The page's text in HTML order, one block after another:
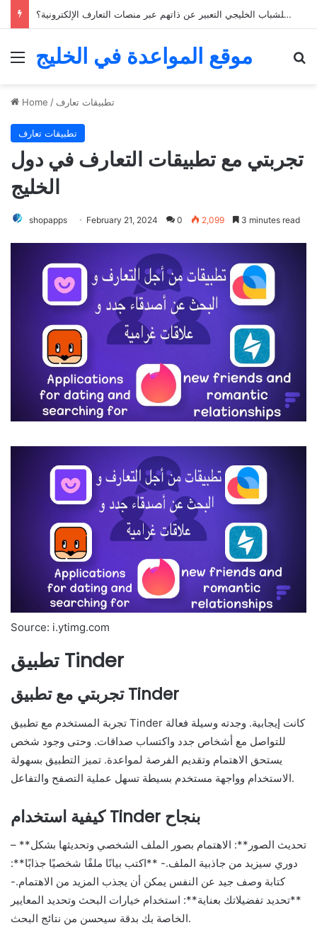
كيف يمكن للشباب الخليجي التعبير عن ذاتهم عبر منصات التعارف الإلكترونية؟
Menu
موقع المواعدة في الخليج
Home / تطبيقات تعارف
تطبيقات تعارف
تجربتي مع تطبيقات التعارف في دول
الخليج
shopapps February 21, 2024 0 2,099 3 minutes read
Source: i.ytimg.com
تطبيق Tinder
تجربتي مع تطبيق Tinder
تجربة المستخدم مع تطبيق Tinder كانت إيجابية. وجدته وسيلة فعالة
للتواصل مع أشخاص جدد واكتساب صداقات. وحتى وجود شخص
يستحق الاهتمام وتقديم الفرصة لمواعدة. تميز التطبيق بسهولة
الاستخدام وواجهة مستخدم بسيطة تسهل عملية التصفح والتفاعل.
كيفية استخدام Tinder بنجاح
– **تحديث الصور**: الاهتمام بصور الملف الشخصي وتحديثها بشكل
دوري سيزيد من جاذبية الملف.- **اكتب بيانًا ملفًا شخصيًا جذابًا**:
كتابة وصف جيد عن النفس يمكن أن يجذب المزيد من الاهتمام.-
**تحديد تفضيلاتك بعناية**: استخدام خيارات البحث وتحديد المعايير
الخاصة بك بدقة سيحسن من نتائج البحث.